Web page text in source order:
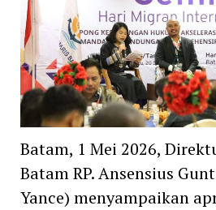
Batam, 1 Mei 2026,
Batam RP. Ansensius
Yance) menyampaikan